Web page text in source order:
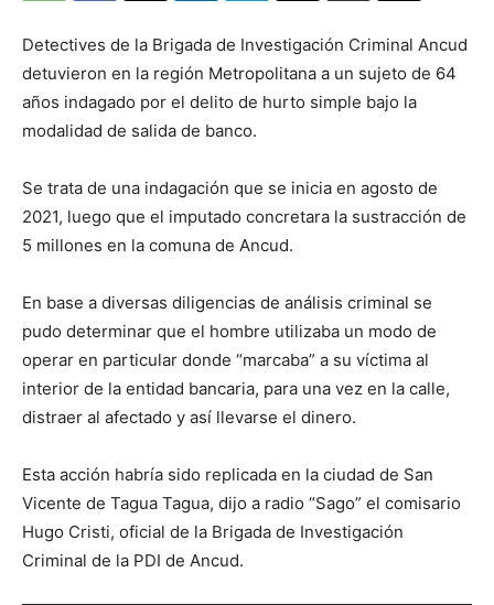
Detectives de la Brigada de Investigación Criminal Ancud
detuvieron en la región Metropolitana a un sujeto de 64
años indagado por el delito de hurto simple bajo la
modalidad de salida de banco.
Se trata de una indagación que se inicia en agosto de
2021, luego que el imputado concretara la sustracción de
5 millones en la comuna de Ancud.
En base a diversas diligencias de análisis criminal se
pudo determinar que el hombre utilizaba un modo de
operar en particular donde “marcaba” a su víctima al
interior de la entidad bancaria, para una vez en la calle,
distraer al afectado y así llevarse el dinero.
Esta acción habría sido replicada en la ciudad de San
Vicente de Tagua Tagua, dijo a radio “Sago” el comisario
Hugo Cristi, oficial de la Brigada de Investigación
Criminal de la PDI de Ancud.